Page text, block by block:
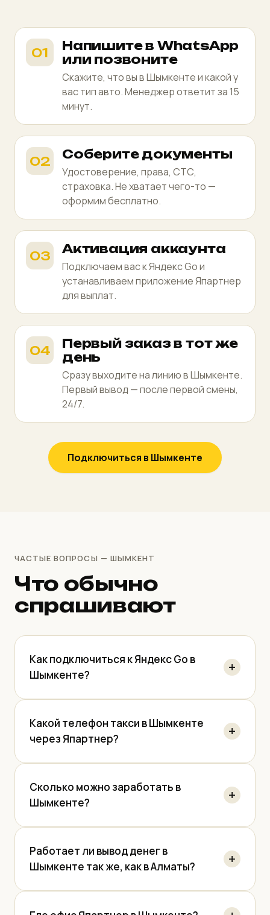
Напишите в WhatsApp
или позвоните
Скажите, что вы в Шымкенте и какой у
вас тип авто. Менеджер ответит за 15
минут.
Соберите документы
Удостоверение, права, СТС,
страховка. Не хватает чего-то —
оформим бесплатно.
Активация аккаунта
Подключаем вас к Яндекс Go и
устанавливаем приложение Япартнер
для выплат.
Первый заказ в тот же
день
Сразу выходите на линию в Шымкенте.
Первый вывод — после первой смены,
24/7.
Подключиться в Шымкенте
ЧАСТЫЕ ВОПРОСЫ — ШЫМКЕНТ
Что обычно
спрашивают
Как подключиться к Яндекс Go в
Шымкенте?
Какой телефон такси в Шымкенте
через Япартнер?
Сколько можно заработать в
Шымкенте?
Работает ли вывод денег в
Шымкенте так же, как в Алматы?